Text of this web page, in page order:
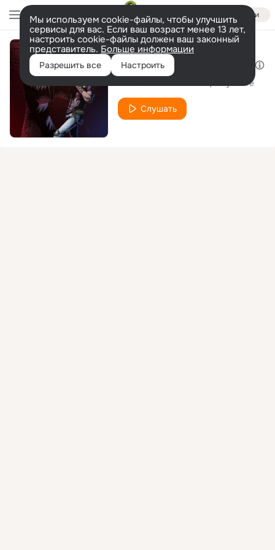
Войти
Мы используем cookie-файлы, чтобы улучшить
сервисы для вас. Если ваш возраст менее 13 лет,
настроить cookie-файлы должен ваш законный
представитель. Больше информации
Разрешить все Настроить
Жизнь или смерть
Шпиц в пустоте
Слушать